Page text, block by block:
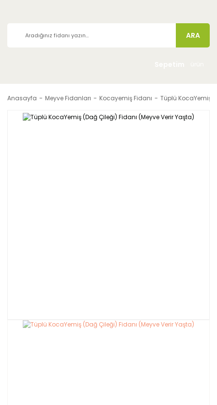
ARA
Anasayfa Meyve Fidanları Kocayemiş Fidanı Tüplü KocaYemiş